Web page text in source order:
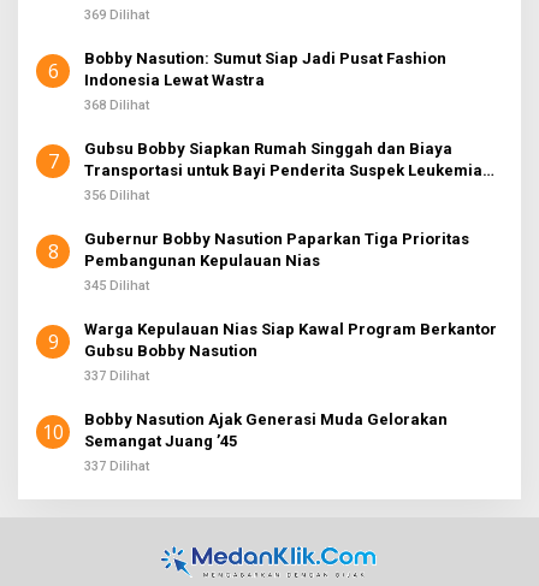
369 Dilihat
6
Bobby Nasution: Sumut Siap Jadi Pusat Fashion
Indonesia Lewat Wastra
368 Dilihat
7
Gubsu Bobby Siapkan Rumah Singgah dan Biaya
Transportasi untuk Bayi Penderita Suspek Leukemia
Asal Nias Barat
356 Dilihat
8
Gubernur Bobby Nasution Paparkan Tiga Prioritas
Pembangunan Kepulauan Nias
345 Dilihat
9
Warga Kepulauan Nias Siap Kawal Program Berkantor
Gubsu Bobby Nasution
337 Dilihat
10
Bobby Nasution Ajak Generasi Muda Gelorakan
Semangat Juang ’45
337 Dilihat